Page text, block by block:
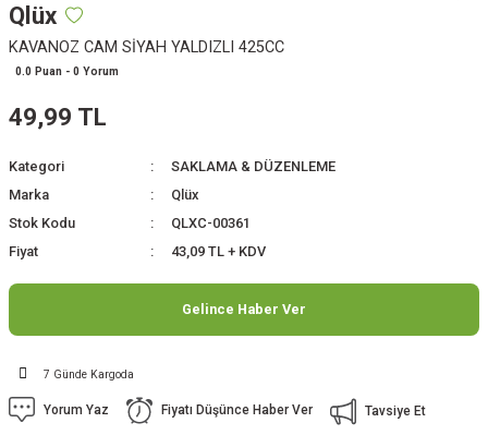
Qlüx
KAVANOZ CAM SİYAH YALDIZLI 425CC
0.0 Puan - 0 Yorum
49,99 TL
Kategori
SAKLAMA & DÜZENLEME
Marka
Qlüx
Stok Kodu
QLXC-00361
Fiyat
43,09 TL + KDV
Gelince Haber Ver
7 Günde Kargoda
Yorum Yaz Fiyatı Düşünce Haber Ver Tavsiye Et